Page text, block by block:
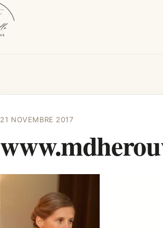
21 NOVEMBRE 2017